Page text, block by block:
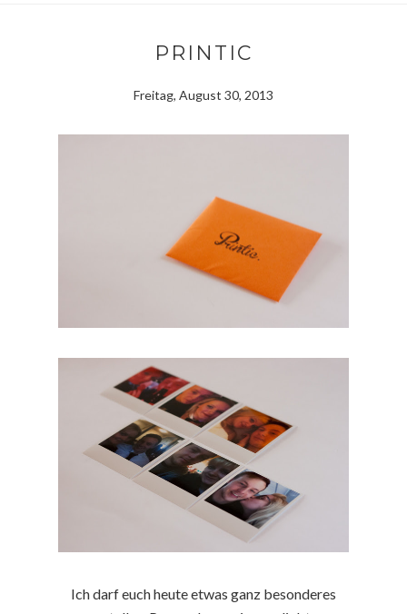
PRINTIC
Freitag, August 30, 2013
Ich darf euch heute etwas ganz besonderes